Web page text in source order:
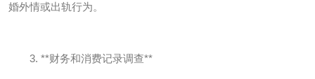
婚外情或出轨行为。
3. **财务和消费记录调查**